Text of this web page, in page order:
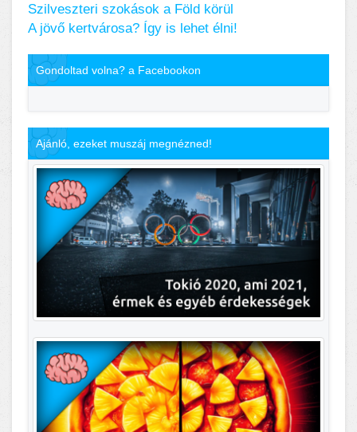
Szilveszteri szokások a Föld körül
A jövő kertvárosa? Így is lehet élni!
Gondoltad volna? a Facebookon
Ajánló, ezeket muszáj megnézned!